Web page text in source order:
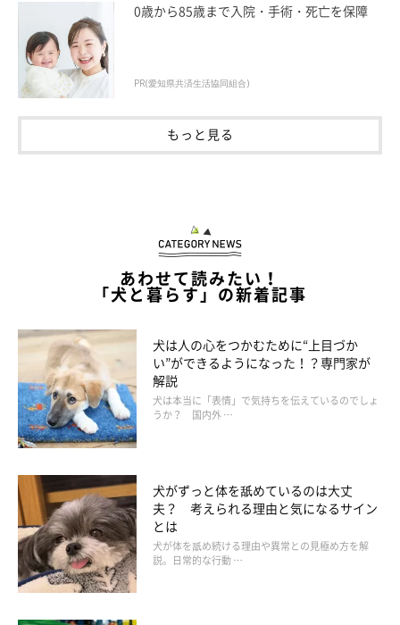
0歳から85歳まで入院・手術・死亡を保障
PR(愛知県共済生活協同組合)
もっと見る
あわせて読みたい！
「犬と暮らす」の新着記事
犬は人の心をつかむために“上目づか
い”ができるようになった！？専門家が
解説
犬は本当に「表情」で気持ちを伝えているのでしょ
うか？ 国内外 …
犬がずっと体を舐めているのは大丈
夫？ 考えられる理由と気になるサイン
とは
犬が体を舐め続ける理由や異常との見極め方を解
説。日常的な行動 …